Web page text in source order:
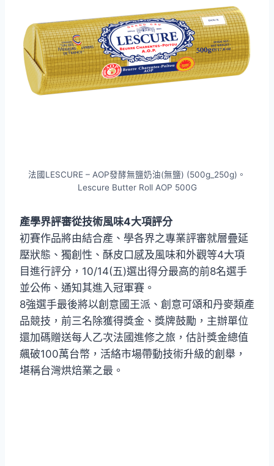
法國LESCURE – AOP發酵無鹽奶油(無鹽) (500g_250g)。
Lescure Butter Roll AOP 500G
產學界評審從技術風味4大項評分
初賽作品將由結合產、學各界之專業評審就層疊延
壓狀態、獨創性、酥皮口感及風味和外觀等4大項
目進行評分，10/14(五)選出得分最高的前8名選手
並公佈、通知其進入冠軍賽。
8強選手最後將以創意國王派、創意可頌和丹麥類產
品競技，前三名除獲得獎金、獎牌鼓勵，主辦單位
還加碼贈送每人乙次法國進修之旅，估計獎金總值
飆破100萬台幣，活絡市場帶動技術升級的創舉，
堪稱台灣烘焙業之最。